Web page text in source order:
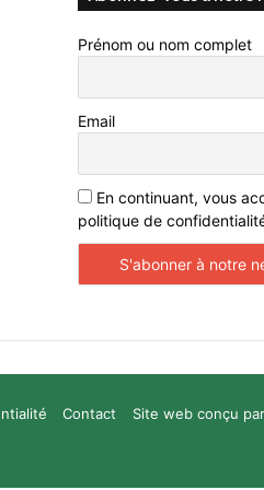
Prénom ou nom complet
Email
En continuant, vous
politique de
Site web conçu par
Contact